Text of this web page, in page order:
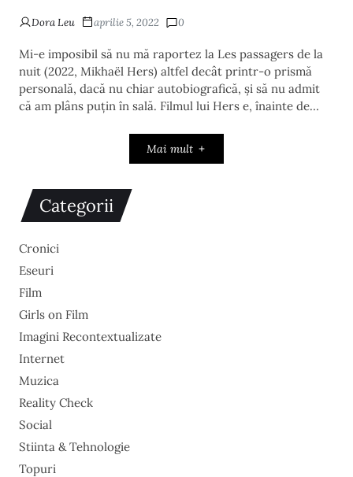
Dora Leu aprilie 5, 2022 0
Mi-e imposibil să nu mă raportez la Les passagers de la
nuit (2022, Mikhaël Hers) altfel decât printr-o prismă
personală, dacă nu chiar autobiografică, și să nu admit
că am plâns puțin în sală. Filmul lui Hers e, înainte de…
Mai mult
Categorii
Cronici
Eseuri
Film
Girls on Film
Imagini Recontextualizate
Internet
Muzica
Reality Check
Social
Stiinta & Tehnologie
Topuri